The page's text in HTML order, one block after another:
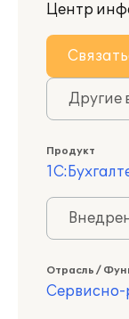
Центр
Другие
Продукт
Отрасль /
Сервисно-